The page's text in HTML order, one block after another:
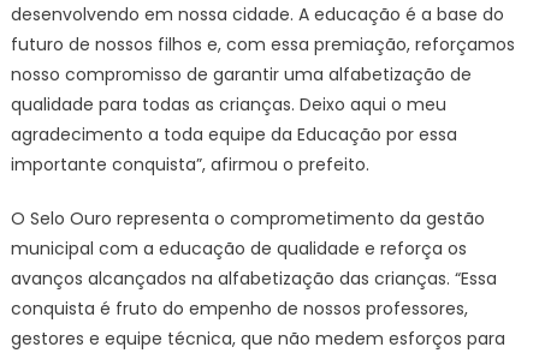
desenvolvendo em nossa cidade. A educação é a base do
futuro de nossos filhos e, com essa premiação, reforçamos
nosso compromisso de garantir uma alfabetização de
qualidade para todas as crianças. Deixo aqui o meu
agradecimento a toda equipe da Educação por essa
importante conquista”, afirmou o prefeito.
O Selo Ouro representa o comprometimento da gestão
municipal com a educação de qualidade e reforça os
avanços alcançados na alfabetização das crianças. “Essa
conquista é fruto do empenho de nossos professores,
gestores e equipe técnica, que não medem esforços para